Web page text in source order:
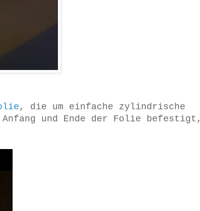
, die um einfache zylindrische
und Ende der Folie befestigt,